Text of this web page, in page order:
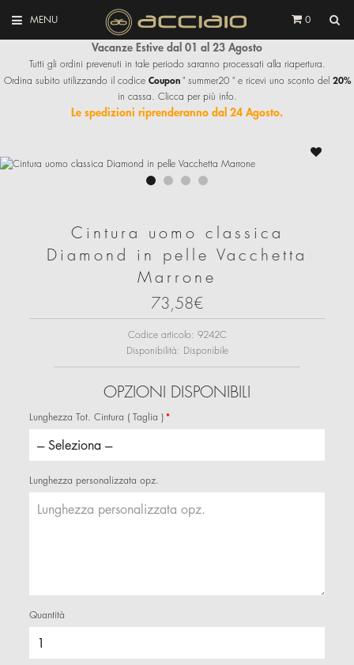
MENU 0
Vacanze Estive dal 01 al 23 Agosto
Tutti gli ordini prevenuti in tale periodo saranno processati alla riapertura.
Ordina subito utilizzando il codice Coupon" summer20 " e ricevi uno sconto del 20%
in cassa. Clicca per più info.
Le spedizioni riprenderanno dal 24 Agosto.
Cintura uomo classica
Diamond in pelle Vacchetta
Marrone
73,58€
Codice articolo: 9242C
Disponibilità: Disponibile
OPZIONI DISPONIBILI
Lunghezza Tot. Cintura ( Taglia )
Lunghezza personalizzata opz.
Quantità